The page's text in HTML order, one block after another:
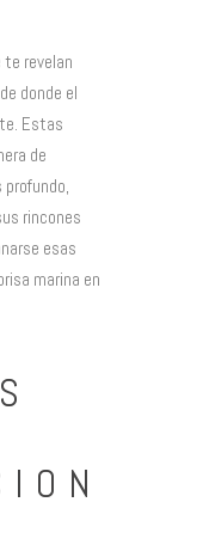
te revelan
donde el
Estas
de
rincones
esas
marina en